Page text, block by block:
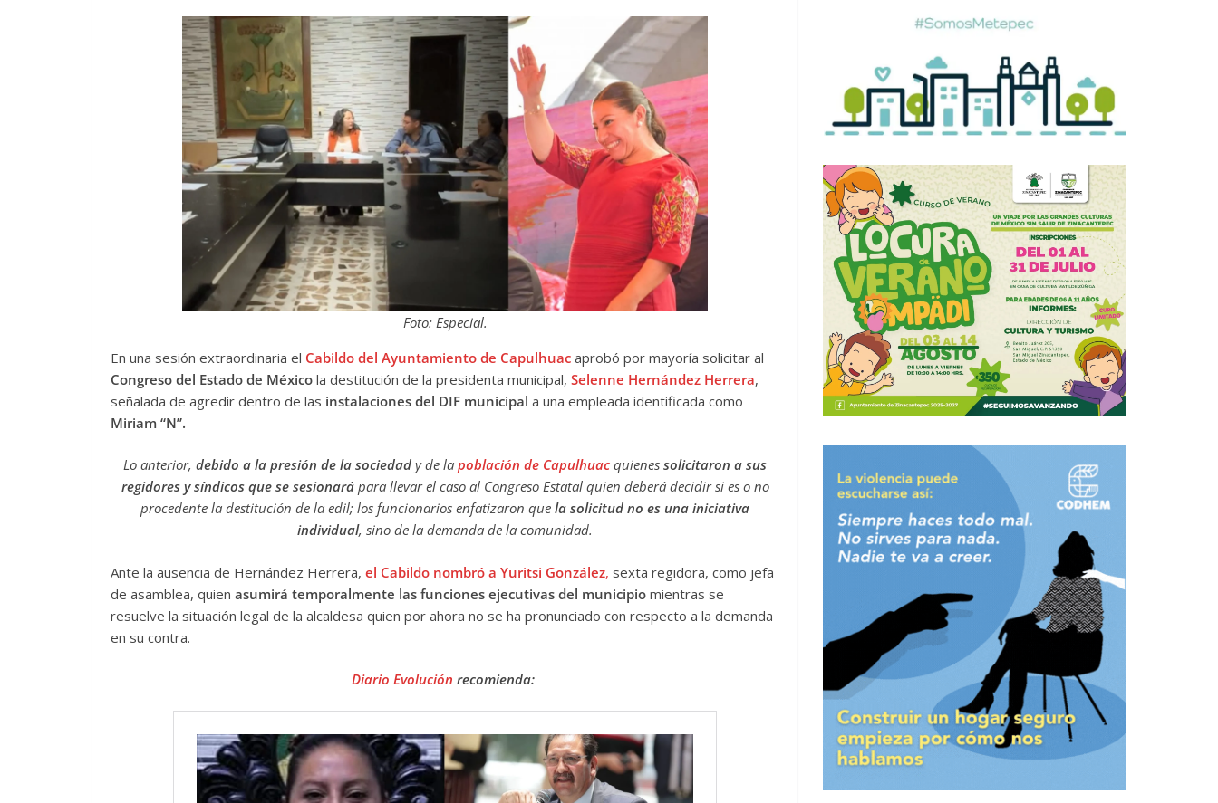
Foto: Especial.
En una sesión extraordinaria el Cabildo del Ayuntamiento de Capulhuac aprobó por mayoría solicitar al
Congreso del Estado de México la destitución de la presidenta municipal, Selenne Hernández Herrera,
señalada de agredir dentro de las instalaciones del DIF municipal a una empleada identificada como
Miriam “N”.
Lo anterior,debido a la presión de la sociedad y de la población de Capulhuac quienessolicitaron a sus
regidores y síndicos que se sesionarápara llevar el caso al Congreso Estatal quien deberá decidir si es o no
procedente la destitución de la edil; los funcionarios enfatizaron quela solicitud no es una iniciativa
individual, sino de la demanda de la comunidad.
Ante la ausencia de Hernández Herrera, el Cabildo nombró a Yuritsi González, sexta regidora, como jefa
de asamblea, quien asumirá temporalmente las funciones ejecutivas del municipio mientras se
resuelve la situación legal de la alcaldesa quien por ahora no se ha pronunciado con respecto a la demanda
en su contra.
Diario Evolución recomienda: